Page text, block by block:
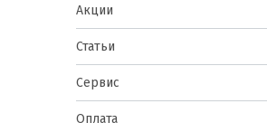
Акции
Статьи
Сервис
Оплата